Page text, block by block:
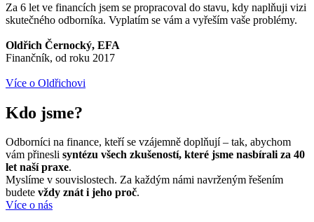
Za 6 let ve financích jsem se propracoval do stavu, kdy naplňuji vizi
skutečného odborníka. Vyplatím se vám a vyřeším vaše problémy.
Oldřich Černocký, EFA
Finančník, od roku 2017
Více o Oldřichovi
Kdo jsme?
Odborníci na finance, kteří se vzájemně doplňují – tak, abychom
vám přinesli syntézu všech zkušeností, které jsme nasbírali za 40
let naší praxe.
Myslíme v souvislostech. Za každým námi navrženým řešením
budete vždy znát i jeho proč.
Více o nás